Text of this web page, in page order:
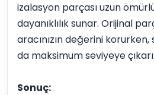
izalasyon parçası uzun
dayanıklılık sunar. Orijinal
aracınızın değerini
da maksimum seviyeye
Sonuç: